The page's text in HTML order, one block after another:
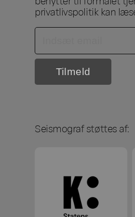
privatlivspolitik kan
Seismograf støttes af: